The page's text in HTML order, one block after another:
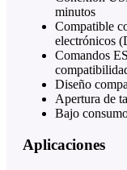
minutos
Compatible
electrónicos
Comandos
Diseño
Apertura de
Bajo
Aplicaciones